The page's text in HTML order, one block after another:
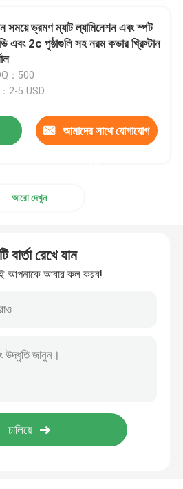
সময়ে ভ্রমণ ম্যাট ল্যামিনেশন এবং স্পট
এবং 2c পৃষ্ঠাগুলি সহ নরম কভার খ্রিস্টান
：500
2-5 USD
আমাদের সাথে যোগাযোগ
আরো দেখুন
বার্তা রেখে যান
আপনাকে আবার কল করব!